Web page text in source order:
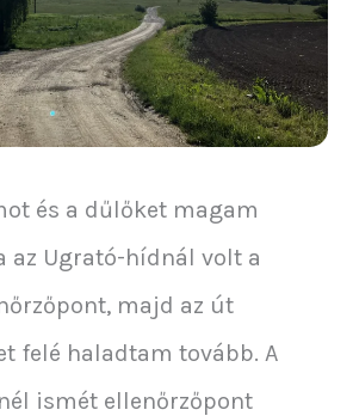
és a dűlőket magam
az Ugrató-hídnál volt a
majd az út
felé haladtam tovább. A
ismét ellenőrzőpont